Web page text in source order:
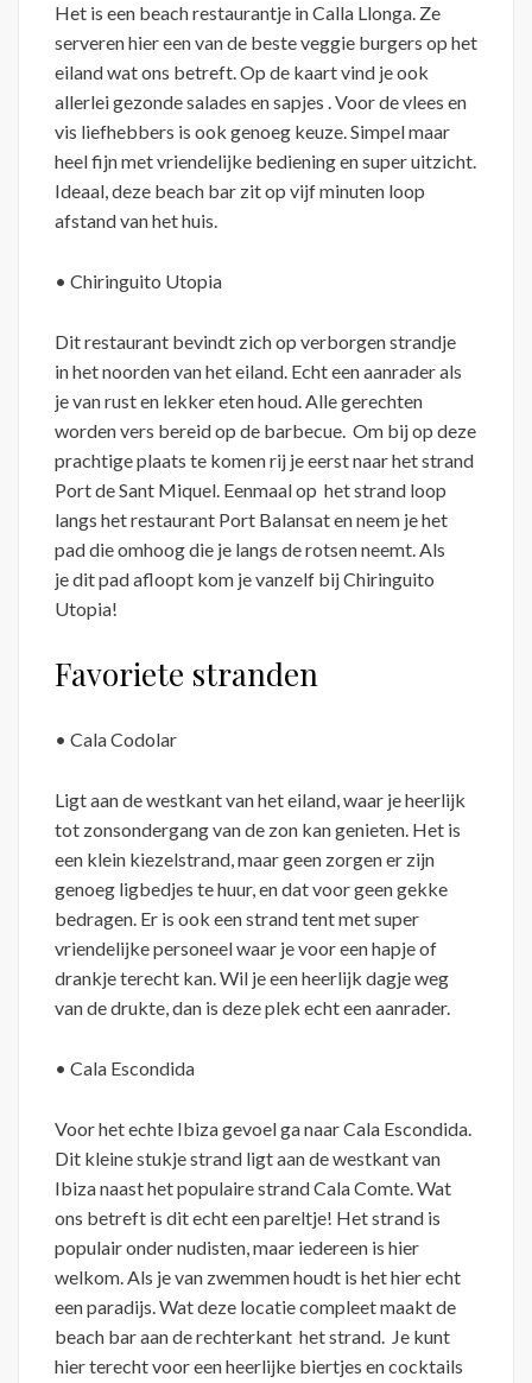
Het is een beach restaurantje in Calla Llonga. Ze
serveren hier een van de beste veggie burgers op het
eiland wat ons betreft. Op de kaart vind je ook
allerlei gezonde salades en sapjes . Voor de vlees en
vis liefhebbers is ook genoeg keuze. Simpel maar
heel fijn met vriendelijke bediening en super uitzicht.
Ideaal, deze beach bar zit op vijf minuten loop
afstand van het huis.
• Chiringuito Utopia
Dit restaurant bevindt zich op verborgen strandje
in het noorden van het eiland. Echt een aanrader als
je van rust en lekker eten houd. Alle gerechten
worden vers bereid op de barbecue. Om bij op deze
prachtige plaats te komen rij je eerst naar het strand
Port de Sant Miquel. Eenmaal op het strand loop
langs het restaurant Port Balansat en neem je het
pad die omhoog die je langs de rotsen neemt. Als
je dit pad afloopt kom je vanzelf bij Chiringuito
Utopia!
Favoriete stranden
• Cala Codolar
Ligt aan de westkant van het eiland, waar je heerlijk
tot zonsondergang van de zon kan genieten. Het is
een klein kiezelstrand, maar geen zorgen er zijn
genoeg ligbedjes te huur, en dat voor geen gekke
bedragen. Er is ook een strand tent met super
vriendelijke personeel waar je voor een hapje of
drankje terecht kan. Wil je een heerlijk dagje weg
van de drukte, dan is deze plek echt een aanrader.
• Cala Escondida
Voor het echte Ibiza gevoel ga naar Cala Escondida.
Dit kleine stukje strand ligt aan de westkant van
Ibiza naast het populaire strand Cala Comte. Wat
ons betreft is dit echt een pareltje! Het strand is
populair onder nudisten, maar iedereen is hier
welkom. Als je van zwemmen houdt is het hier echt
een paradijs. Wat deze locatie compleet maakt de
beach bar aan de rechterkant het strand. Je kunt
hier terecht voor een heerlijke biertjes en cocktails